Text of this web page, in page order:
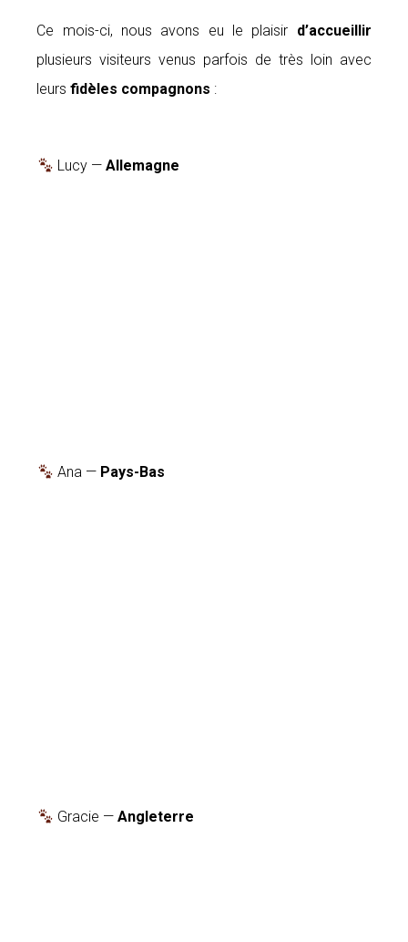
Ce mois-ci, nous avons eu le plaisir d’accueillir
plusieurs visiteurs venus parfois de très loin avec
leurs fidèles compagnons :
Lucy — Allemagne
Ana — Pays-Bas
Gracie — Angleterre